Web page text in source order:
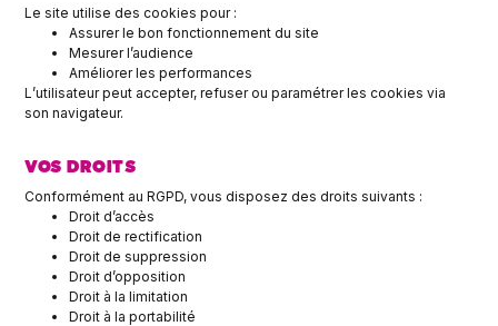
Le site utilise des cookies pour :
Assurer le bon fonctionnement du site
Mesurer l’audience
Améliorer les performances
L’utilisateur peut accepter, refuser ou paramétrer les cookies via
son navigateur.
VOS DROITS
Conformément au RGPD, vous disposez des droits suivants :
Droit d’accès
Droit de rectification
Droit de suppression
Droit d’opposition
Droit à la limitation
Droit à la portabilité